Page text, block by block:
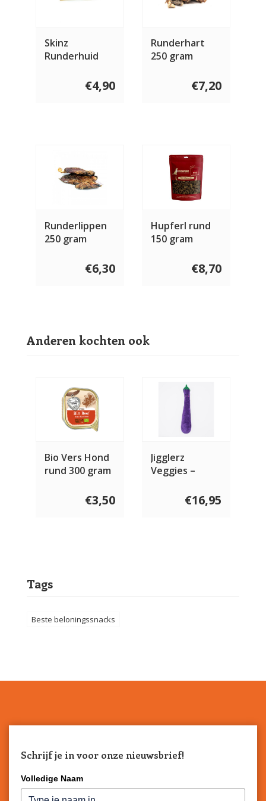
Skinz
Runderhuid
€4,90
Runderhart
250 gram
€7,20
Runderlippen
250 gram
€6,30
Hupferl rund
150 gram
€8,70
Anderen kochten ook
Bio Vers Hond
rund 300 gram
€3,50
Jigglerz
Veggies –
€16,95
Tags
Beste beloningssnacks
Schrijf je in voor onze nieuwsbrief!
Volledige Naam